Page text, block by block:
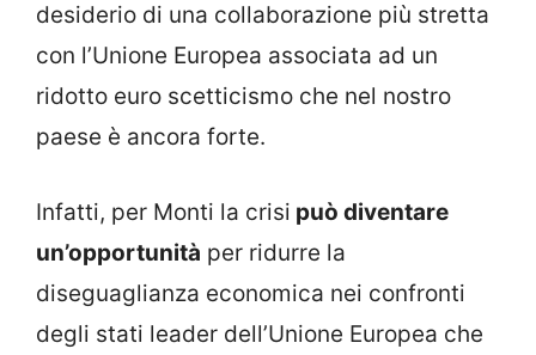
desiderio di una collaborazione più stretta
con l’Unione Europea associata ad un
ridotto euro scetticismo che nel nostro
paese è ancora forte.
Infatti, per Monti la crisi può diventare
un’opportunità per ridurre la
diseguaglianza economica nei confronti
degli stati leader dell’Unione Europea che